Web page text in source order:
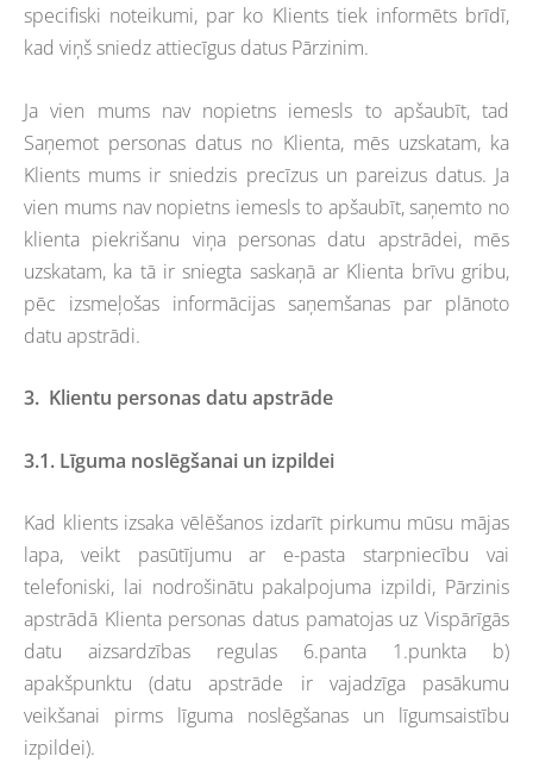
specifiski noteikumi, par ko Klients tiek informēts brīdī,
kad viņš sniedz attiecīgus datus Pārzinim.
Ja vien mums nav nopietns iemesls to apšaubīt, tad
Saņemot personas datus no Klienta, mēs uzskatam, ka
Klients mums ir sniedzis precīzus un pareizus datus. Ja
vien mums nav nopietns iemesls to apšaubīt, saņemto no
klienta piekrišanu viņa personas datu apstrādei, mēs
uzskatam, ka tā ir sniegta saskaņā ar Klienta brīvu gribu,
pēc izsmeļošas informācijas saņemšanas par plānoto
datu apstrādi.
3. Klientu personas datu apstrāde
3.1. Līguma noslēgšanai un izpildei
Kad klients izsaka vēlēšanos izdarīt pirkumu mūsu mājas
lapa, veikt pasūtījumu ar e-pasta starpniecību vai
telefoniski, lai nodrošinātu pakalpojuma izpildi, Pārzinis
apstrādā Klienta personas datus pamatojas uz Vispārīgās
datu aizsardzības regulas 6.panta 1.punkta b)
apakšpunktu (datu apstrāde ir vajadzīga pasākumu
veikšanai pirms līguma noslēgšanas un līgumsaistību
izpildei).